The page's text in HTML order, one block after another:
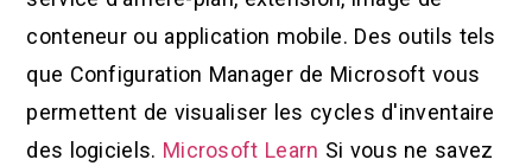
conteneur ou application mobile. Des outils tels
que Configuration Manager de Microsoft vous
permettent de visualiser les cycles d'inventaire
des logiciels. Microsoft Learn Si vous ne savez